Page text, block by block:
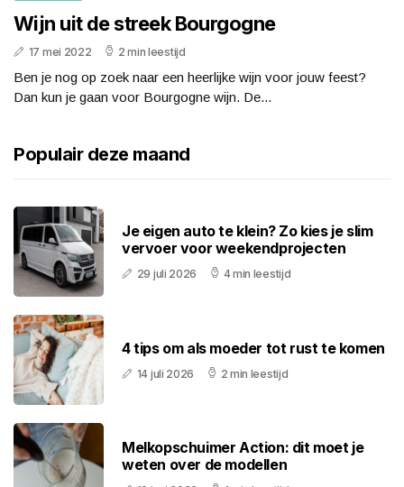
Wijn uit de streek Bourgogne
17 mei 2022 2 min leestijd
Ben je nog op zoek naar een heerlijke wijn voor jouw feest?
Dan kun je gaan voor Bourgogne wijn. De...
Populair deze maand
Je eigen auto te klein? Zo kies je slim
vervoer voor weekendprojecten
29 juli 2026 4 min leestijd
4 tips om als moeder tot rust te komen
14 juli 2026 2 min leestijd
Melkopschuimer Action: dit moet je
weten over de modellen